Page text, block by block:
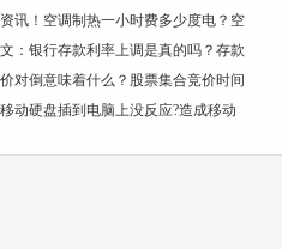
讯！空调制热一小时费多少度电？空
：银行存款利率上调是真的吗？存款
对倒意味着什么？股票集合竞价时间
动硬盘插到电脑上没反应?造成移动